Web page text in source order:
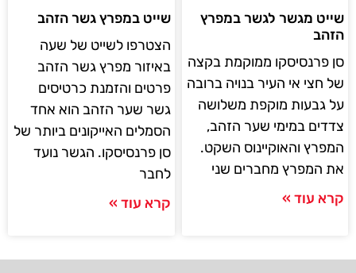
שייט מגשר לגשר במפרץ
הזהב
סן פרנסיסקו ממוקמת בקצה
של חצי אי העיר בנויה ברובה
על גבעות מוקפת משלושה
צדדים במימי שער הזהב,
המפרץ והאוקיינוס ​​השקט.
את המפרץ מחברים שני
קרא עוד »
שייט במפרץ גשר הזהב
הצטרפו לשייט של שעה
באיזור מפרץ גשר הזהב
פרטים והזמנת כרטיסים
גשר שער הזהב הוא אחד
הסמלים האייקונים ביותר של
סן פרנסיסקו. הגשר נועד
לחבר
קרא עוד »